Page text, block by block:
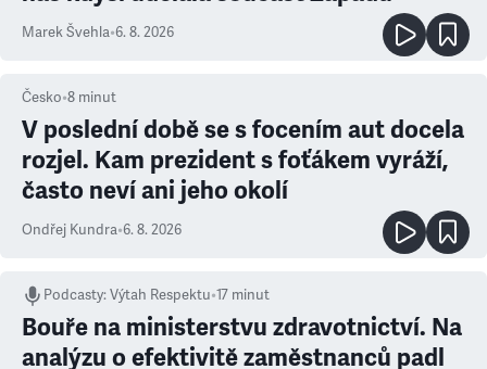
Marek Švehla•6. 8. 2026
Česko•8 minut
V poslední době se s focením aut docela
rozjel. Kam prezident s foťákem vyráží,
často neví ani jeho okolí
Ondřej Kundra•6. 8. 2026
Podcasty:Výtah Respektu•17 minut
Bouře na ministerstvu zdravotnictví. Na
analýzu o efektivitě zaměstnanců padl